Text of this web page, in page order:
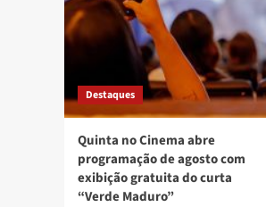
Destaques
Quinta no Cinema abre
programação de agosto com
exibição gratuita do curta
“Verde Maduro”